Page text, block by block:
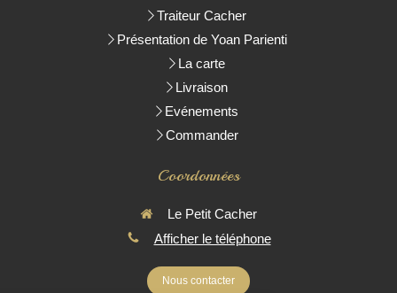
Traiteur Cacher
Présentation de Yoan Parienti
La carte
Livraison
Evénements
Commander
Coordonnées
Le Petit Cacher
Afficher le téléphone
Nous contacter